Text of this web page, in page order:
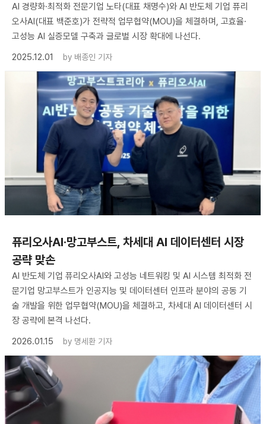
AI 경량화·최적화 전문기업 노타(대표 채명수)와 AI 반도체 기업 퓨리
오사AI(대표 백준호)가 전략적 업무협약(MOU)을 체결하며, 고효율·
고성능 AI 실증모델 구축과 글로벌 시장 확대에 나선다.
2025.12.01
by 배종인 기자
퓨리오사AI·망고부스트, 차세대 AI 데이터센터 시장
공략 맞손
AI 반도체 기업 퓨리오사AI와 고성능 네트워킹 및 AI 시스템 최적화 전
문기업 망고부스트가 인공지능 및 데이터센터 인프라 분야의 공동 기
술 개발을 위한 업무협약(MOU)을 체결하고, 차세대 AI 데이터센터 시
장 공략에 본격 나선다.
2026.01.15
by 명세환 기자